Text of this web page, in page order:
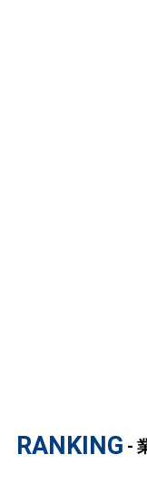
RANKING -